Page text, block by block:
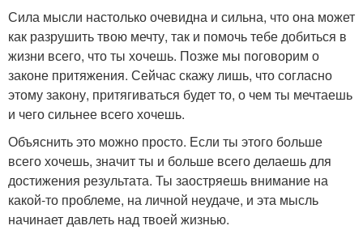
Сила мысли настолько очевидна и сильна, что она может
как разрушить твою мечту, так и помочь тебе добиться в
жизни всего, что ты хочешь. Позже мы поговорим о
законе притяжения. Сейчас скажу лишь, что согласно
этому закону, притягиваться будет то, о чем ты мечтаешь
и чего сильнее всего хочешь.
Объяснить это можно просто. Если ты этого больше
всего хочешь, значит ты и больше всего делаешь для
достижения результата. Ты заостряешь внимание на
какой-то проблеме, на личной неудаче, и эта мысль
начинает давлеть над твоей жизнью.